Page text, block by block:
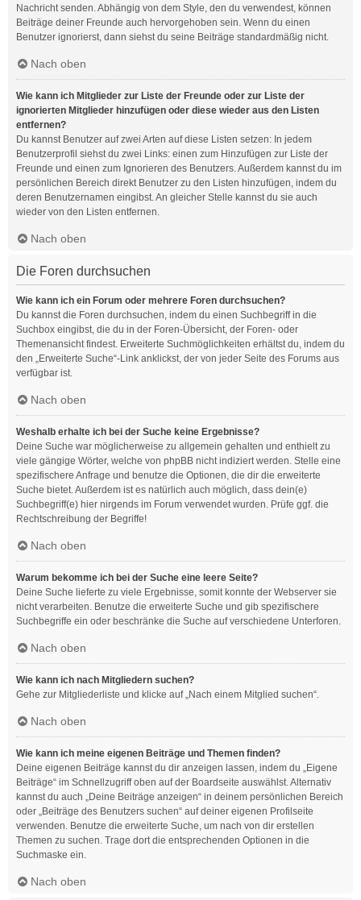
Nachricht senden. Abhängig von dem Style, den du verwendest, können
Beiträge deiner Freunde auch hervorgehoben sein. Wenn du einen
Benutzer ignorierst, dann siehst du seine Beiträge standardmäßig nicht.
Nach oben
Wie kann ich Mitglieder zur Liste der Freunde oder zur Liste der
ignorierten Mitglieder hinzufügen oder diese wieder aus den Listen
entfernen?
Du kannst Benutzer auf zwei Arten auf diese Listen setzen: In jedem
Benutzerprofil siehst du zwei Links: einen zum Hinzufügen zur Liste der
Freunde und einen zum Ignorieren des Benutzers. Außerdem kannst du im
persönlichen Bereich direkt Benutzer zu den Listen hinzufügen, indem du
deren Benutzernamen eingibst. An gleicher Stelle kannst du sie auch
wieder von den Listen entfernen.
Nach oben
Die Foren durchsuchen
Wie kann ich ein Forum oder mehrere Foren durchsuchen?
Du kannst die Foren durchsuchen, indem du einen Suchbegriff in die
Suchbox eingibst, die du in der Foren-Übersicht, der Foren- oder
Themenansicht findest. Erweiterte Suchmöglichkeiten erhältst du, indem du
den „Erweiterte Suche“-Link anklickst, der von jeder Seite des Forums aus
verfügbar ist.
Nach oben
Weshalb erhalte ich bei der Suche keine Ergebnisse?
Deine Suche war möglicherweise zu allgemein gehalten und enthielt zu
viele gängige Wörter, welche von phpBB nicht indiziert werden. Stelle eine
spezifischere Anfrage und benutze die Optionen, die dir die erweiterte
Suche bietet. Außerdem ist es natürlich auch möglich, dass dein(e)
Suchbegriff(e) hier nirgends im Forum verwendet wurden. Prüfe ggf. die
Rechtschreibung der Begriffe!
Nach oben
Warum bekomme ich bei der Suche eine leere Seite?
Deine Suche lieferte zu viele Ergebnisse, somit konnte der Webserver sie
nicht verarbeiten. Benutze die erweiterte Suche und gib spezifischere
Suchbegriffe ein oder beschränke die Suche auf verschiedene Unterforen.
Nach oben
Wie kann ich nach Mitgliedern suchen?
Gehe zur Mitgliederliste und klicke auf „Nach einem Mitglied suchen“.
Nach oben
Wie kann ich meine eigenen Beiträge und Themen finden?
Deine eigenen Beiträge kannst du dir anzeigen lassen, indem du „Eigene
Beiträge“ im Schnellzugriff oben auf der Boardseite auswählst. Alternativ
kannst du auch „Deine Beiträge anzeigen“ in deinem persönlichen Bereich
oder „Beiträge des Benutzers suchen“ auf deiner eigenen Profilseite
verwenden. Benutze die erweiterte Suche, um nach von dir erstellen
Themen zu suchen. Trage dort die entsprechenden Optionen in die
Suchmaske ein.
Nach oben